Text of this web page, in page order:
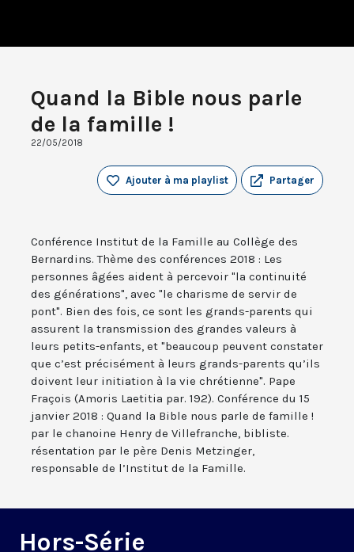
Quand la Bible nous parle
de la famille !
22/05/2018
Partager
Ajouter à ma playlist
Conférence Institut de la Famille au Collège des
Bernardins. Thème des conférences 2018 : Les
personnes âgées aident à percevoir "la continuité
des générations", avec "le charisme de servir de
pont". Bien des fois, ce sont les grands-parents qui
assurent la transmission des grandes valeurs à
leurs petits-enfants, et "beaucoup peuvent constater
que c’est précisément à leurs grands-parents qu’ils
doivent leur initiation à la vie chrétienne". Pape
Fraçois (Amoris Laetitia par. 192). Conférence du 15
janvier 2018 : Quand la Bible nous parle de famille !
par le chanoine Henry de Villefranche, bibliste.
résentation par le père Denis Metzinger,
responsable de l’Institut de la Famille.
Hors-Série